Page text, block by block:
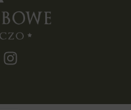
I
n
a